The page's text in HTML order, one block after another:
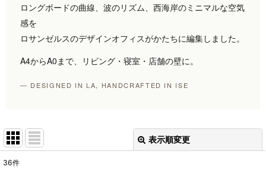
ロングボードの曲線、波のリズム、西海岸のミニマルな空気
感を
ロサンゼルスのデザインオフィスがかたちに編集しました。
A4からA0まで、リビング・寝室・店舗の壁に。
— DESIGNED IN LA, HANDCRAFTED IN ISE
表示順変更
36件